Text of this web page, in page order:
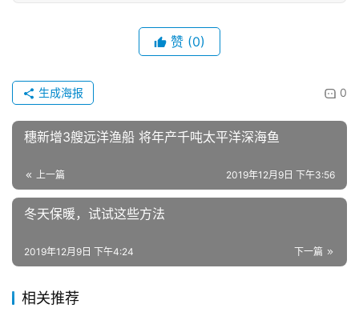
家
婴
亲
子
女
时
赞 (0)
0
生成海报
穗新增3艘远洋渔船 将年产千吨太平洋深海鱼
上一篇 2019年12月9日 下午3:56
冬天保暖，试试这些方法
下一篇
2019年12月9日 下午4:24
相关推荐